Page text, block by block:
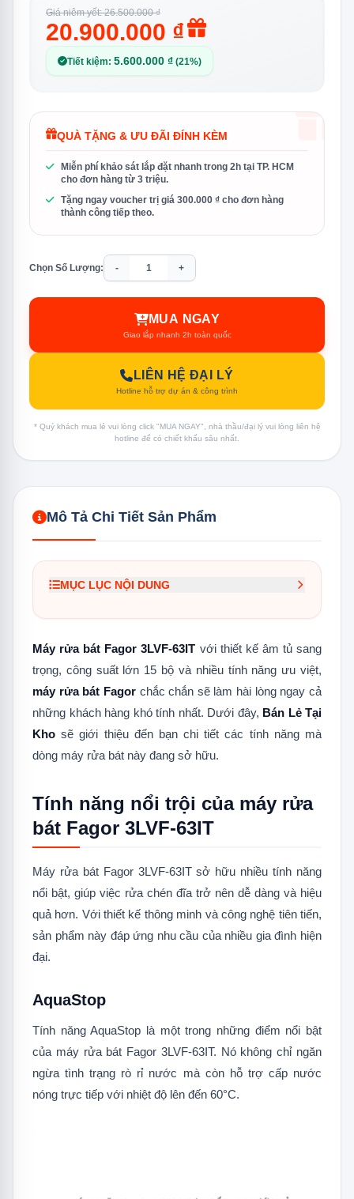
Giá niêm yết: 26.500.000 ₫
20.900.000 ₫
Tiết kiệm: 5.600.000 ₫ (21%)
QUÀ TẶNG & ƯU ĐÃI ĐÍNH KÈM
Miễn phí khảo sát lắp đặt nhanh trong 2h tại TP. HCM
cho đơn hàng từ 3 triệu.
Tặng ngay voucher trị giá 300.000 ₫ cho đơn hàng
thành công tiếp theo.
Chọn Số Lượng: - +
MUA NGAY
Giao lắp nhanh 2h toàn quốc
LIÊN HỆ ĐẠI LÝ
Hotline hỗ trợ dự án & công trình
* Quý khách mua lẻ vui lòng click "MUA NGAY", nhà thầu/đại lý vui lòng liên hệ
hotline để có chiết khấu sâu nhất.
Mô Tả Chi Tiết Sản Phẩm
MỤC LỤC NỘI DUNG
1.2Làm khô tăng cường
Rửa kháng khuẩn tăng cường
1.4Công nghệ ion khử mùi hiệu quả
1.6Chế độ làm khô Turbo
1.7Tiêu chuẩn tiết kiệm năng lượng A++
1.8OptiSpace15
1.9Thiết kế âm toàn phần
1.10MaxiSpace3
Switch
1.14 Độ ồn thấp
1.15Khởi động lại chương trình
Máy rửa bát Fagor 3LVF-63IT với thiết kế âm tủ sang
trọng, công suất lớn 15 bộ và nhiều tính năng ưu việt,
máy rửa bát Fagorchắc chắn sẽ làm hài lòng ngay cả
những khách hàng khó tính nhất. Dưới đây, Bán Lẻ Tại
Kho sẽ giới thiệu đến bạn chi tiết các tính năng mà
dòng máy rửa bát này đang sở hữu.
Tính năng nổi trội của máy rửa
bát Fagor 3LVF-63IT
Máy rửa bát Fagor 3LVF-63IT sở hữu nhiều tính năng
nổi bật, giúp việc rửa chén đĩa trở nên dễ dàng và hiệu
quả hơn. Với thiết kế thông minh và công nghệ tiên tiến,
sản phẩm này đáp ứng nhu cầu của nhiều gia đình hiện
đại.
AquaStop
Tính năng AquaStop là một trong những điểm nổi bật
của máy rửa bát Fagor 3LVF-63IT. Nó không chỉ ngăn
ngừa tình trạng rò rỉ nước mà còn hỗ trợ cấp nước
nóng trực tiếp với nhiệt độ lên đến 60°C.